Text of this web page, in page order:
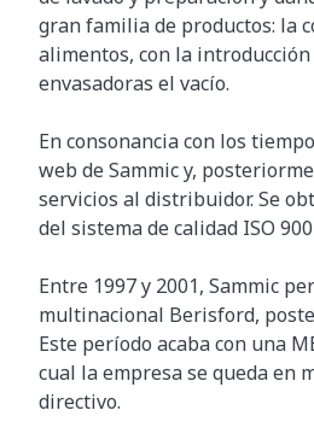
gran familia de productos: la
alimentos, con la
envasadoras el vacío.
En consonancia con los
web de Sammic y,
servicios al distribuidor. Se
del sistema de calidad ISO
Entre 1997 y 2001, Sammic
multinacional Berisford,
Este período acaba con una
cual la empresa se queda en
directivo.